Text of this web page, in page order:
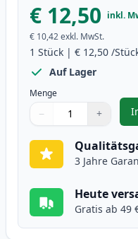
€ 12,50 inkl.
€ 10,42exkl. MwSt.
1 Stück | € 12,50 /
Auf Lager
Menge
Verwenden Sie die
− +
1
3 Jahre
Heute
Gratis ab 49